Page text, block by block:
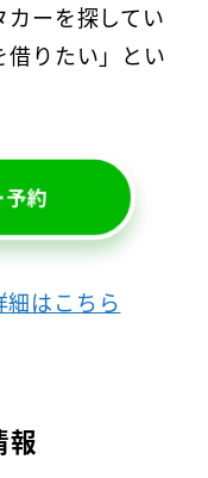
カーを探してい
借りたい」とい
約
はこちら
報